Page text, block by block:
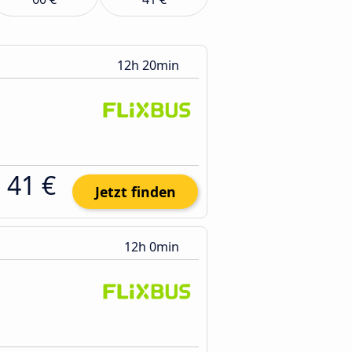
12h 20min
41 € Jetzt finden
12h 0min